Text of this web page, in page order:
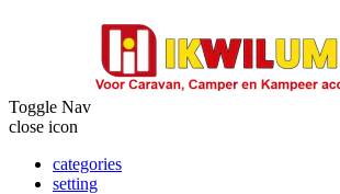
Toggle Nav
close icon
categories
setting